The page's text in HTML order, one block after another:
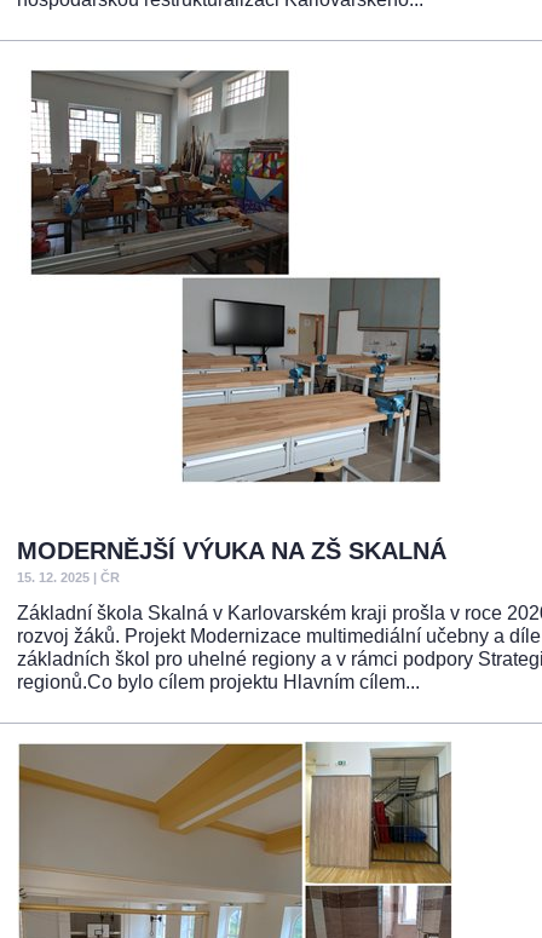
MODERNĚJŠÍ VÝUKA NA ZŠ SKALNÁ
15. 12. 2025 | ČR
Základní škola Skalná v Karlovarském kraji prošla v roce
rozvoj žáků. Projekt Modernizace multimediální učebny a
základních škol pro uhelné regiony a v rámci podpory
regionů.Co bylo cílem projektu Hlavním cílem...